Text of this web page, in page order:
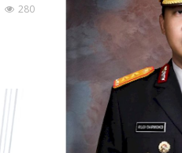
280